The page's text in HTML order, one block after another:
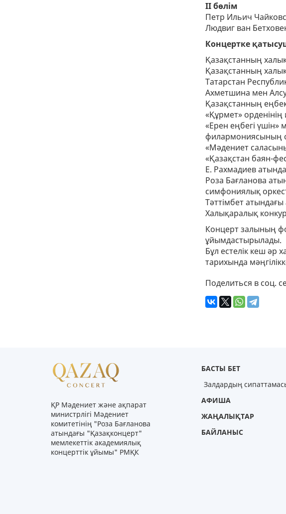
II бөлім
Петр Ильич
Людвиг ван
Концертке
Қазақстанның
Қазақстанның
Татарстан
Ахметшина мен
Қазақстанның
«Құрмет»
«Ерен еңбегі үшін»
филармониясының
«Мәдениет
«Қазақстан баян-
Е. Рахмадиев
Роза Бағланова
симфониялық
Тәттімбет
Халықаралық
Концерт залының
ұйымдастырылады.
Бұл естелік кеш әр
тарихында
Поделиться в соц.
ҚР Мәдениет және ақпарат
министрлігі Мәдениет
комитетінің "Роза Бағланова
атындағы "Қазақконцерт"
мемлекеттік академиялық
концерттік ұйымы" РМҚК
БАСТЫ БЕТ
Залдардың
АФИША
ЖАҢАЛЫҚТАР
БАЙЛАНЫС